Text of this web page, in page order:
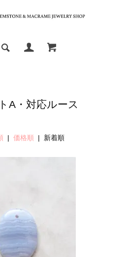
A・対応ルース
| 価格順 | 新着順